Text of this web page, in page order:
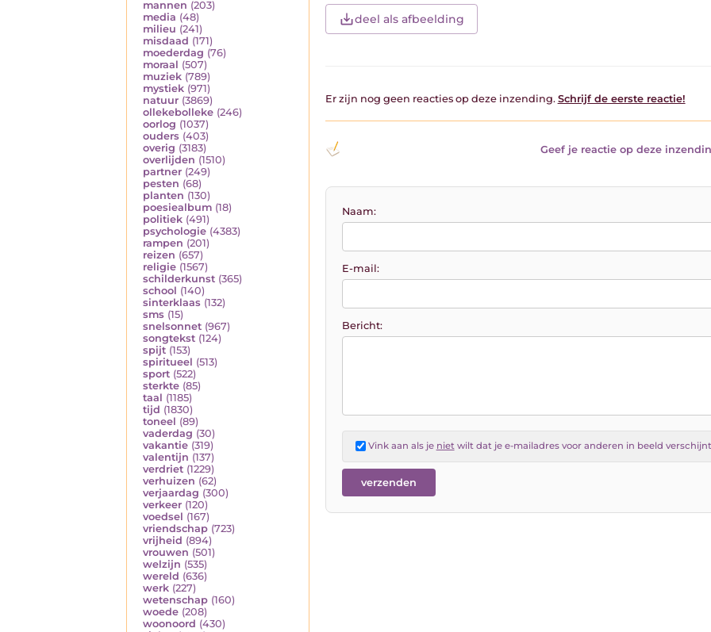
mannen (203)
media (48)
milieu (241)
misdaad (171)
moederdag (76)
moraal (507)
muziek (789)
mystiek (971)
natuur (3869)
ollekebolleke (246)
oorlog (1037)
ouders (403)
overig (3183)
overlijden (1510)
partner (249)
pesten (68)
planten (130)
poesiealbum (18)
politiek (491)
psychologie (4383)
rampen (201)
reizen (657)
religie (1567)
schilderkunst (365)
school (140)
sinterklaas (132)
sms (15)
snelsonnet (967)
songtekst (124)
spijt (153)
spiritueel (513)
sport (522)
sterkte (85)
taal (1185)
tijd (1830)
toneel (89)
vaderdag (30)
vakantie (319)
valentijn (137)
verdriet (1229)
verhuizen (62)
verjaardag (300)
verkeer (120)
voedsel (167)
vriendschap (723)
vrijheid (894)
vrouwen (501)
welzijn (535)
wereld (636)
werk (227)
wetenschap (160)
woede (208)
woonoord (430)
deel als afbeelding
Er zijn nog geen reacties op deze inzending. Schrijf de eerste reactie!
Geef je reactie op deze
Naam:
E-mail:
Bericht:
Vink aan als je nietwilt dat je e-mailadres voor anderen in beeld verschijnt